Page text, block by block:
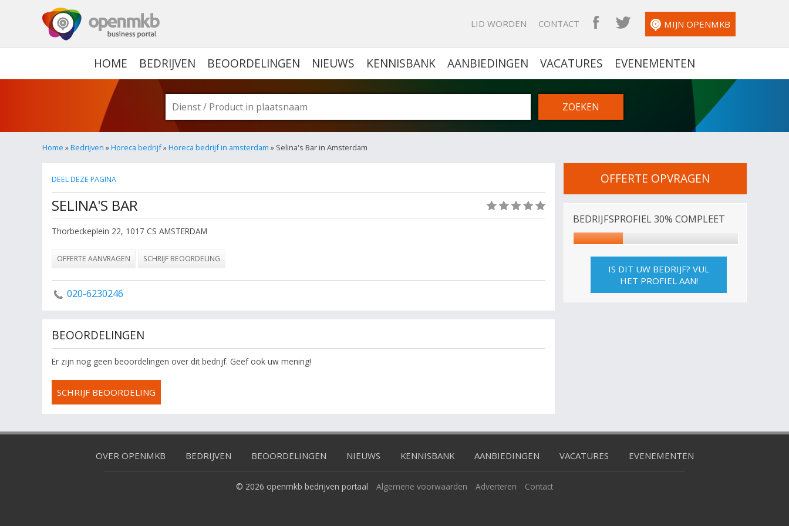
LID WORDEN CONTACT OPENMKB FACEBOOK
OPENMKB TWITTER
MIJN OPENMKB
HOME BEDRIJVEN BEOORDELINGEN NIEUWS KENNISBANK AANBIEDINGEN VACATURES EVENEMENTEN
Home »Bedrijven »Horeca bedrijf»Horeca bedrijf in amsterdam » Selina's Bar in Amsterdam
DEEL DEZE PAGINA
SELINA'S BAR
Thorbeckeplein 22, 1017 CS AMSTERDAM
OFFERTE AANVRAGEN SCHRIJF BEOORDELING
020-6230246
BEOORDELINGEN
Er zijn nog geen beoordelingen over dit bedrijf. Geef ook uw mening!
SCHRIJF BEOORDELING
OFFERTE OPVRAGEN
BEDRIJFSPROFIEL 30% COMPLEET
IS DIT UW BEDRIJF? VUL
HET PROFIEL AAN!
OVER OPENMKB BEDRIJVEN BEOORDELINGEN NIEUWS KENNISBANK AANBIEDINGEN VACATURES EVENEMENTEN
© 2026 openmkb bedrijven portaal Algemene voorwaarden Adverteren Contact